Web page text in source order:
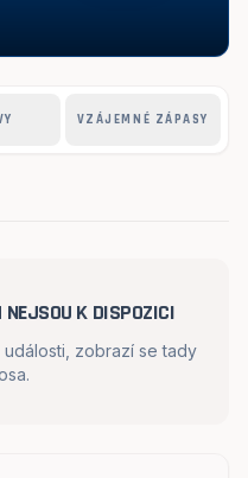
VZÁJEMNÉ ZÁPASY
K DISPOZICI
zobrazí se tady